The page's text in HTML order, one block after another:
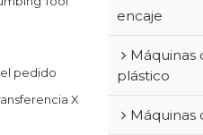
encaje
Máquinas
plástico
Máquinas
el pedido
X